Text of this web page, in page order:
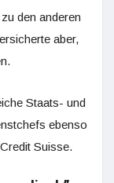
den anderen
aber,
Staats- und
ebenso
Suisse.